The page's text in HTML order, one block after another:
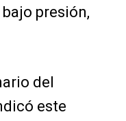
presión,
del
este